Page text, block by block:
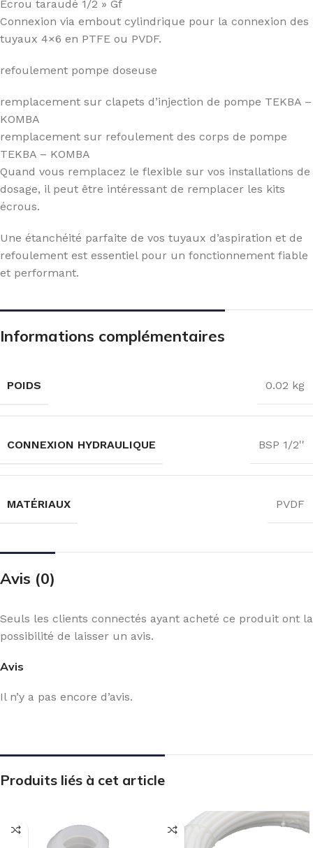
Ecrou taraudé 1/2 » Gf
Connexion via embout cylindrique pour la connexion des
tuyaux 4×6 en PTFE ou PVDF.
refoulement pompe doseuse
remplacement sur clapets d’injection de pompe TEKBA –
KOMBA
remplacement sur refoulement des corps de pompe
TEKBA – KOMBA
Quand vous remplacez le flexible sur vos installations de
dosage, il peut être intéressant de remplacer les kits
écrous.
Une étanchéité parfaite de vos tuyaux d’aspiration et de
refoulement est essentiel pour un fonctionnement fiable
et performant.
Informations complémentaires
POIDS 0.02 kg
CONNEXION HYDRAULIQUE BSP 1/2''
MATÉRIAUX PVDF
Avis (0)
Avis
Il n’y a pas encore d’avis.
Seuls les clients connectés ayant acheté ce produit ont la
possibilité de laisser un avis.
Produits liés à cet article